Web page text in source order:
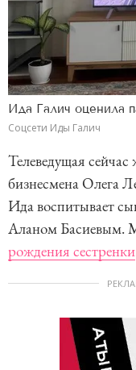
Ида Галич оценила
Соцсети Иды Галич
Телеведущая сейчас
бизнесмена Олега
Ида воспитывает
Аланом Басиевым.
рождения сестренки